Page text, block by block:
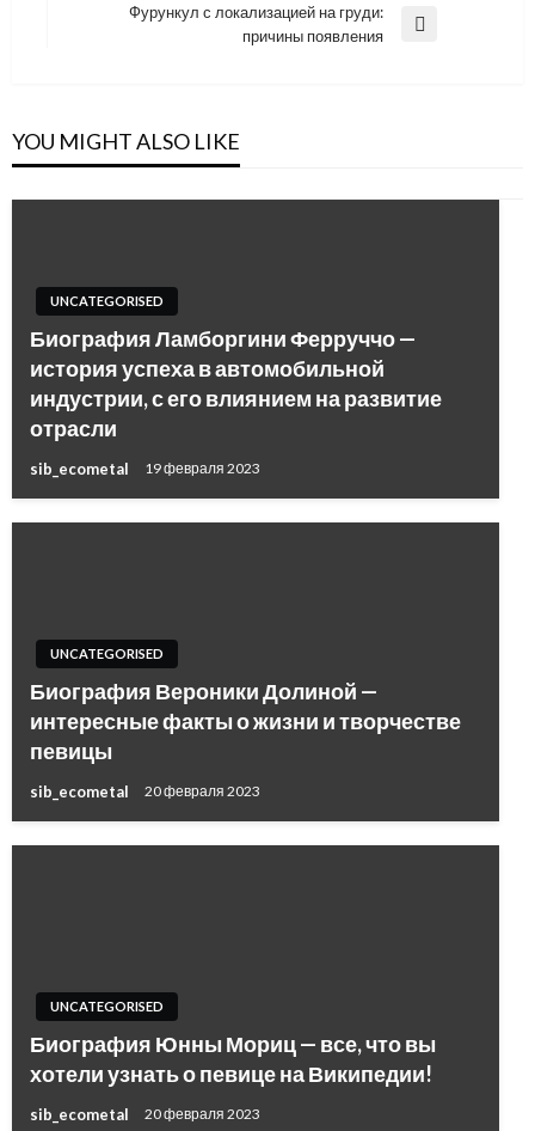
Фурункул с локализацией на груди:
причины появления
YOU MIGHT ALSO LIKE
UNCATEGORISED
Биография Ламборгини Ферруччо —
история успеха в автомобильной
индустрии, с его влиянием на развитие
отрасли
sib_ecometal 19 февраля 2023
UNCATEGORISED
Биография Вероники Долиной —
интересные факты о жизни и творчестве
певицы
sib_ecometal 20 февраля 2023
UNCATEGORISED
Биография Юнны Мориц — все, что вы
хотели узнать о певице на Википедии!
sib_ecometal 20 февраля 2023